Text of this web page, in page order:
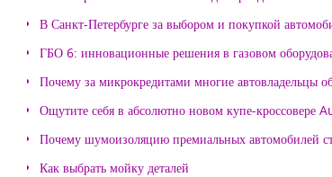
В Санкт-Петербурге за выбором и покупкой
ГБО 6: инновационные решения в газовом
Почему за микрокредитами многие автовладельцы
Ощутите себя в абсолютно новом купе-кроссовере
Почему шумоизоляцию премиальных
Как выбрать мойку деталей